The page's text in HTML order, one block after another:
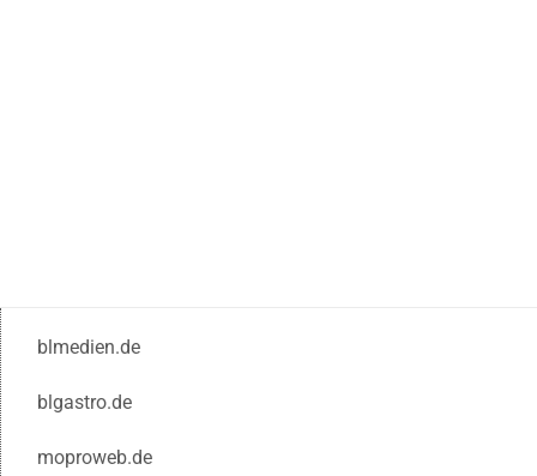
blmedien.de
blgastro.de
moproweb.de